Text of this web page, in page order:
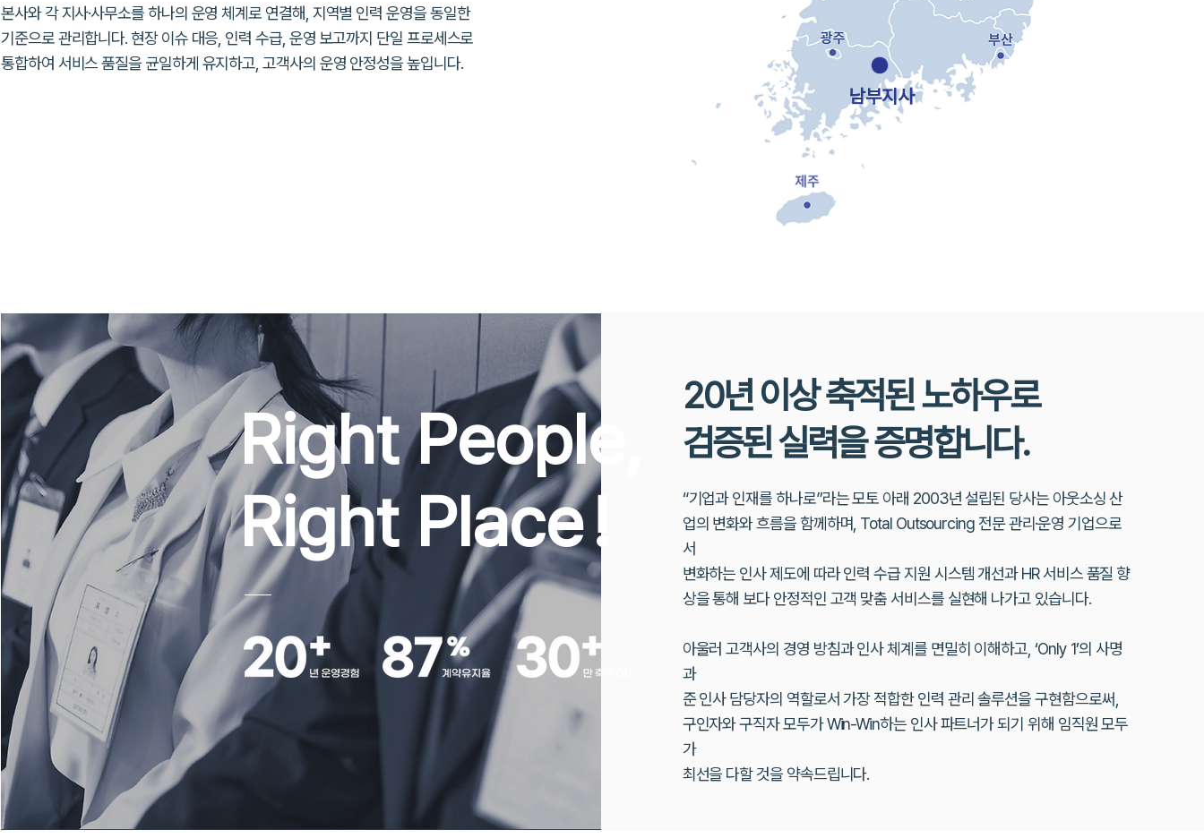
본사와 각 지사·사무소를 하나의 운영 체계로 연결해, 지역별 인력 운영을동일한
기준으로 관리합니다. 현장 이슈 대응, 인력 수급, 운영 보고까지 단일 프로세스로
통합하여 서비스 품질을 균일하게 유지하고, 고객사의 운영 안정성을 높입니다.
남부지사
Right People,
Right Place!
20년 이상 축적된 노하우로
검증된 실력을 증명합니다.
“기업과 인재를 하나로”라는 모토 아래 2003년 설립된 당사는 아웃소싱 산
업의 변화와 흐름을 함께하며, Total Outsourcing 전문 관리·운영 기업으로
서
변화하는 인사 제도에 따라 인력 수급 지원 시스템 개선과 HR 서비스 품질 향
상을통해 보다 안정적인 고객 맞춤 서비스를 실현해 나가고 있습니다.
아울러 고객사의 경영 방침과 인사 체계를 면밀히 이해하고, ‘Only 1’의 사명
과
준 인사 담당자의 역할로서 가장 적합한 인력 관리 솔루션을 구현함으로써,
구인자와 구직자 모두가 Win-Win하는 인사 파트너가 되기 위해 임직원 모두
가
최선을 다할 것을 약속드립니다.